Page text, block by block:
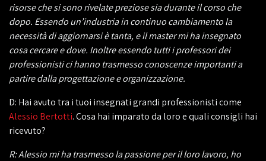
risorse che si sono rivelate preziose sia durante il corso che
dopo. Essendo un’industria in continuo cambiamento la
necessità di aggiornarsi è tanta, e il master mi ha insegnato
cosa cercare e dove. Inoltre essendo tutti i professori dei
professionisti ci hanno trasmesso conoscenze importanti a
partire dalla progettazione e organizzazione.
D: Hai avuto tra i tuoi insegnati grandi professionisti come
Alessio Bertotti. Cosa hai imparato da loro e quali consigli hai
ricevuto?
R: Alessio mi ha trasmesso la passione per il loro lavoro, ho